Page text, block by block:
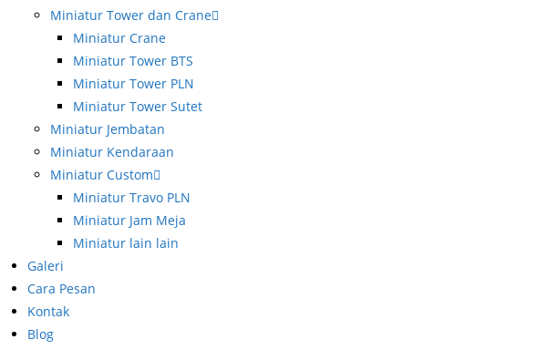
Miniatur Tower dan Crane
Miniatur Crane
Miniatur Tower BTS
Miniatur Tower PLN
Miniatur Tower Sutet
Miniatur Jembatan
Miniatur Kendaraan
Miniatur Custom
Miniatur Travo PLN
Miniatur Jam Meja
Miniatur lain lain
Galeri
Cara Pesan
Kontak
Blog